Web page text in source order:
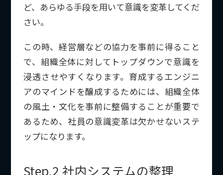
ど、あらゆる手段を用いて意識を変革してくだ
さい。
この時、経営層などの協力を事前に得ること
で、組織全体に対してトップダウンで意識を
浸透させやすくなります。育成するエンジニ
アのマインドを醸成するためには、組織全体
の風土・文化を事前に整備することが重要で
あるため、社員の意識変革は欠かせないステ
ップになります。
Step.2 社内システムの整理